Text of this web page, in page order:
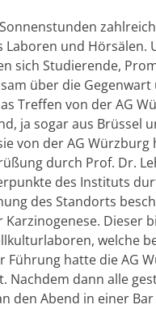
und
sich Stu­die­ren­de,
über die
Tref­fen von der AG
ja sogar aus Brüs­sel
von der AG
durch Prof. Dr.
des In­sti­tuts
des Stand­orts
Die­ser
wel­che
hatte die AG
Nach­dem dann alle
den Abend in einer